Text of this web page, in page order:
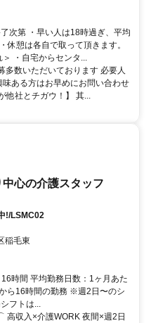
次第 ・早い人は18時過ぎ、平均
休憩は各自で取って頂きます。
・自宅からセンタ...
多数いただいております 必要人
ある方はお早めにお問い合わせ
他社とチガウ！】 其...
心の介護スタッフ
!/LSMC02
稲毛東
時間 平均勤務日数：1ヶ月あた
ら16時間の勤務 ※週2日〜のシ
フトは...
×介護WORK 夜間×週2日